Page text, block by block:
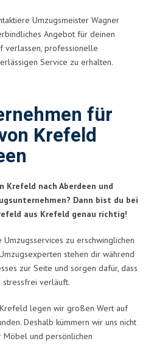
Umzugsmeister Wagner
Angebot für deinen
verlassen, professionelle
Service zu erhalten.
für
Krefeld
Krefeld nach Aberdeen und
Dann bist du bei
aus Krefeld genau richtig!
zu erschwinglichen
stehen dir während
zur Seite und sorgen dafür, dass
stressfrei verläuft.
legen wir großen Wert auf
Deshalb kümmern wir uns nicht
und persönlichen